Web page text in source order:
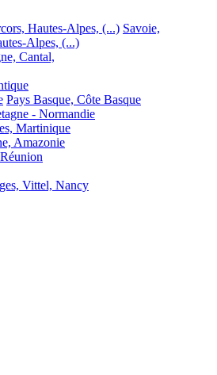
Hautes-Alpes, (...) Savoie,
Alpes, (...)
Cantal,
Pays Basque, Côte Basque
- Normandie
Martinique
Amazonie
Vittel, Nancy